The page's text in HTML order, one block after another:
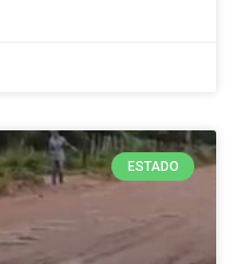
ESTADO